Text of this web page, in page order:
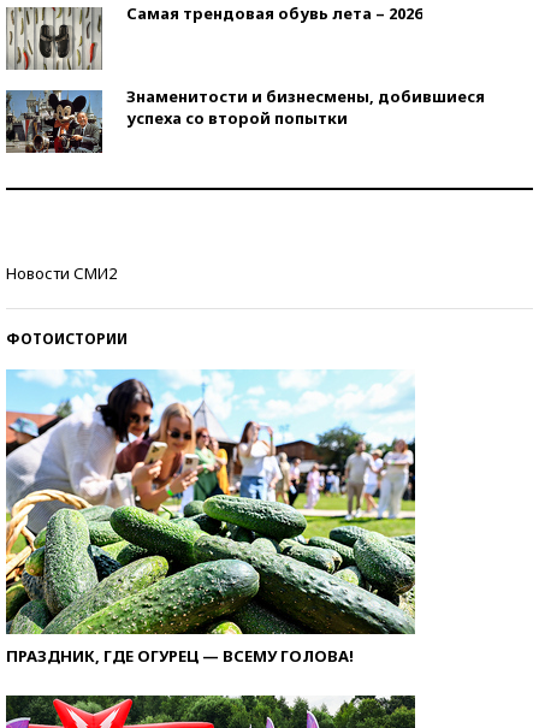
Самая трендовая обувь лета – 2026
Знаменитости и бизнесмены, добившиеся
успеха со второй попытки
Новости СМИ2
ФОТОИСТОРИИ
ПРАЗДНИК, ГДЕ ОГУРЕЦ — ВСЕМУ ГОЛОВА!